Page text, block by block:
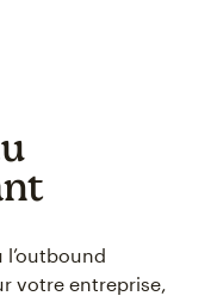
l’outbound
votre entreprise,